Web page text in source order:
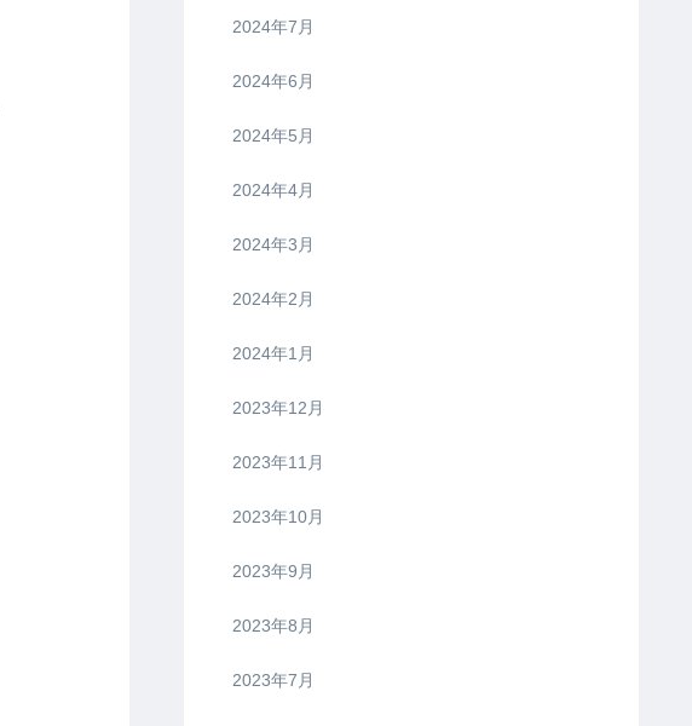
2024年7月
2024年6月
2024年5月
2024年4月
2024年3月
2024年2月
2024年1月
2023年12月
2023年11月
2023年10月
2023年9月
2023年8月
2023年7月